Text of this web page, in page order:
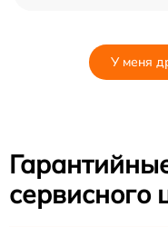
У меня
сервисного